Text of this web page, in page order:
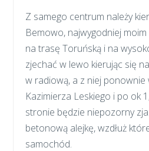
Z samego centrum należy
Bemowo, najwygodniej
na trasę Toruńską i na
zjechać w lewo kierując się
w radiową, a z niej ponownie
Kazimierza Leskiego i po ok
stronie będzie niepozorny
betonową alejkę, wzdłuż
samochód.